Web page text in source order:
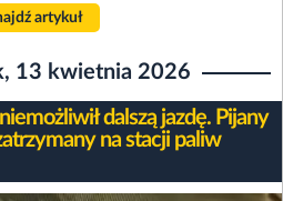
artykuł
13 kwietnia 2026
dalszą jazdę. Pijany
na stacji paliw